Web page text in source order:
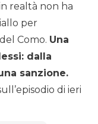
realtà non ha
per
Como. Una
dalla
sanzione.
di ieri